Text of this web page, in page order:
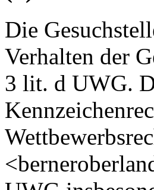
Die
Verhalten der
3 lit. d UWG.